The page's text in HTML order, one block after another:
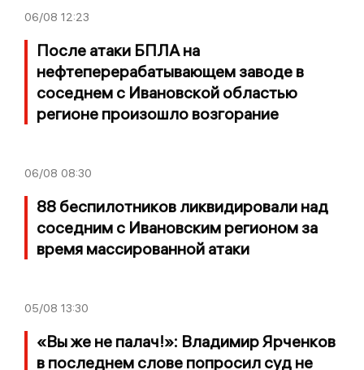
06/08 12:23
После атаки БПЛА на
нефтеперерабатывающем заводе в
соседнем с Ивановской областью
регионе произошло возгорание
06/08 08:30
88 беспилотников ликвидировали над
соседним с Ивановским регионом за
время массированной атаки
05/08 13:30
«Вы же не палач!»: Владимир Ярченков
в последнем слове попросил суд не